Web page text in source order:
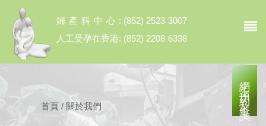
婦產科中心 : (852) 2523 3007
人工受孕在香港: (852) 2208 6338
首頁 / 關於我們 網上預約及查詢